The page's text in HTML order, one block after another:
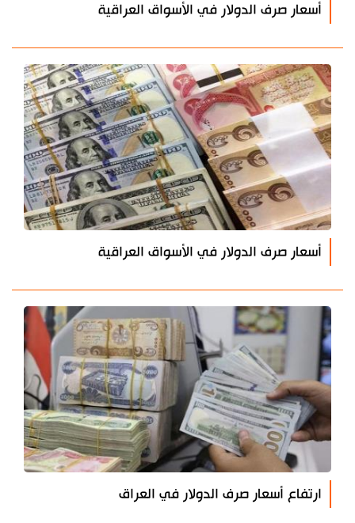
أسعار صرف الدولار في الأسواق العراقية
أسعار صرف الدولار في الأسواق العراقية
ارتفاع أسعار صرف الدولار في العراق